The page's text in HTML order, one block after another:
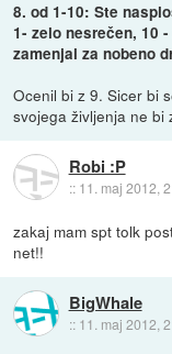
8. od 1-10: Ste
1- zelo nesrečen, 10
zamenjal za nobeno
Ocenil bi z 9. Sicer bi
svojega življenja ne bi
Robi :P
:: 11. maj 2012,
zakaj mam spt tolk
net!!
BigWhale
:: 11. maj 2012,